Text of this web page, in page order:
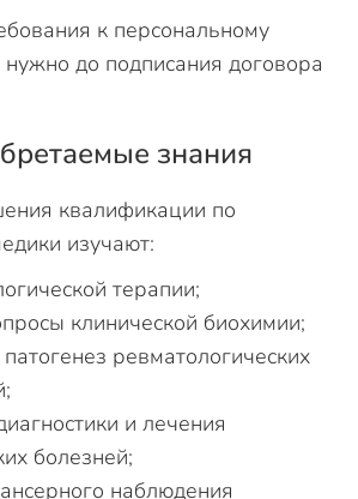
к персональному
до подписания договора
знания
квалификации по
изучают:
терапии;
клинической биохимии;
ревматологических
и лечения
болезней;
наблюдения